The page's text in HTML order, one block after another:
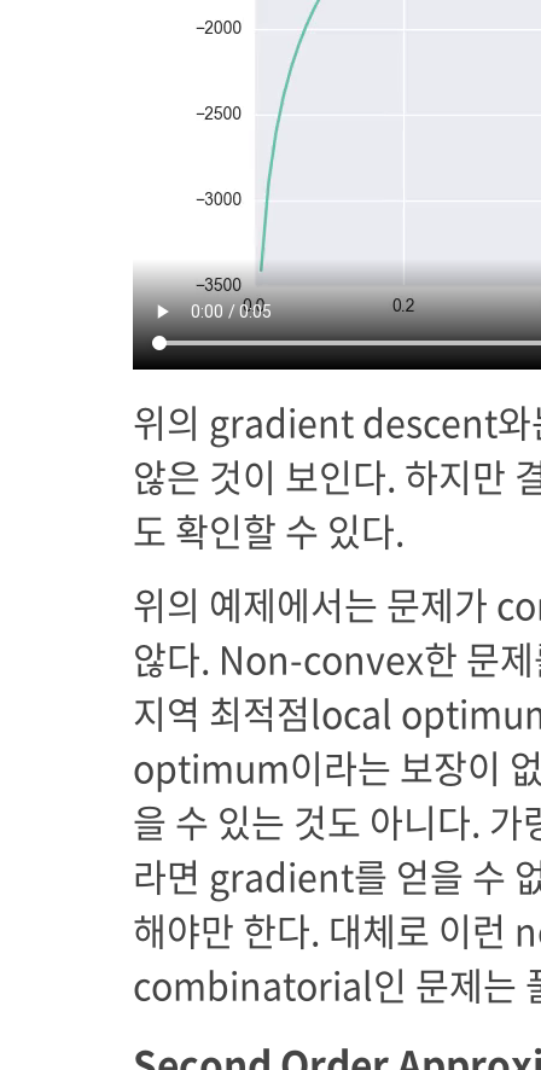
위의 gradient descent와
않은 것이 보인다. 하지만
도 확인할 수 있다.
위의 예제에서는 문제가
않다. Non-convex한 문제
지역 최적점local
optimum이라는 보장이
을 수 있는 것도 아니다.
라면 gradient를 얻을 수
해야만 한다. 대체로 이런
combinatorial인 문제는